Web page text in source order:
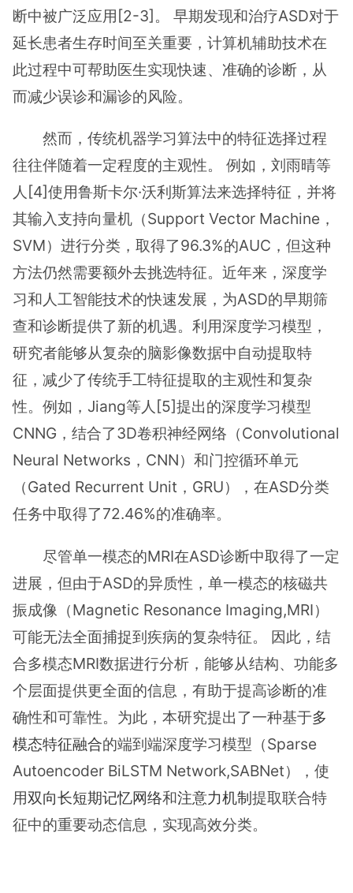
断中被广泛应用[2-3]。 早期发现和治疗ASD对于
延长患者生存时间至关重要，计算机辅助技术在
此过程中可帮助医生实现快速、准确的诊断，从
而减少误诊和漏诊的风险。
然而，传统机器学习算法中的特征选择过程
往往伴随着一定程度的主观性。 例如，刘雨晴等
人[4]使用鲁斯卡尔·沃利斯算法来选择特征，并将
其输入支持向量机（Support Vector Machine，
SVM）进行分类，取得了96.3%的AUC，但这种
方法仍然需要额外去挑选特征。近年来，深度学
习和人工智能技术的快速发展，为ASD的早期筛
查和诊断提供了新的机遇。利用深度学习模型，
研究者能够从复杂的脑影像数据中自动提取特
征，减少了传统手工特征提取的主观性和复杂
性。例如，Jiang等人[5]提出的深度学习模型
CNNG，结合了3D卷积神经网络（Convolutional
Neural Networks，CNN）和门控循环单元
（Gated Recurrent Unit，GRU），在ASD分类
任务中取得了72.46%的准确率。
尽管单一模态的MRI在ASD诊断中取得了一定
进展，但由于ASD的异质性，单一模态的核磁共
振成像（Magnetic Resonance Imaging,MRI）
可能无法全面捕捉到疾病的复杂特征。 因此，结
合多模态MRI数据进行分析，能够从结构、功能多
个层面提供更全面的信息，有助于提高诊断的准
确性和可靠性。为此，本研究提出了一种基于多
模态特征融合的端到端深度学习模型（Sparse
Autoencoder BiLSTM Network,SABNet），使
用双向长短期记忆网络和注意力机制提取联合特
征中的重要动态信息，实现高效分类。